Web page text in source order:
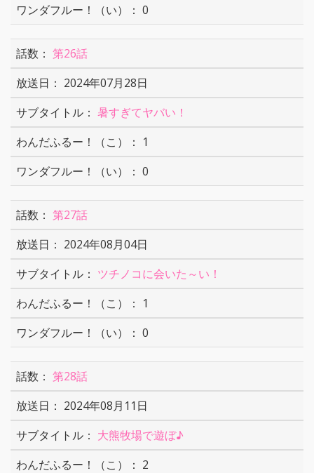
0
第26話
2024年07月28日
暑すぎてヤバい！
1
0
第27話
2024年08月04日
ツチノコに会いた～い！
1
0
第28話
2024年08月11日
大熊牧場で遊ぼ♪
2